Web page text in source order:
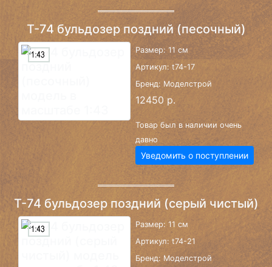
Т-74 бульдозер поздний (песочный)
Размер: 11 см
Артикул: t74-17
Бренд: Моделстрой
12450 р.
Товар был в наличии очень
давно
Уведомить о поступлении
Т-74 бульдозер поздний (серый чистый)
Размер: 11 см
Артикул: t74-21
Бренд: Моделстрой